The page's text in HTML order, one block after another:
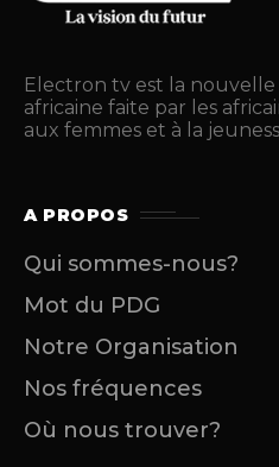
Electron tv est la
africaine faite par les
aux femmes et à la
A PROPOS
Qui sommes-nous?
Mot du PDG
Notre Organisation
Nos fréquences
Où nous trouver?